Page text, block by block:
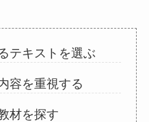
テキストを選ぶ
容を重視する
材を探す